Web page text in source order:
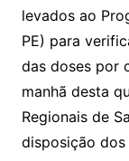
levados ao
PE) para
das doses por
manhã desta
Regionais de
disposição